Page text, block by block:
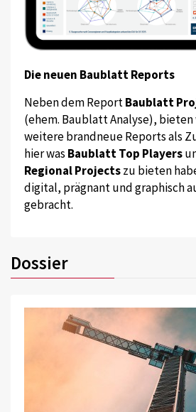
Die neuen Baublatt Reports
Neben dem ReportBaublatt
(ehem. Baublatt Analyse),
weitere brandneue Reports als
hier was Baublatt Top Players
Regional Projectszu bieten
digital, prägnant und graphisch
gebracht.
Dossier